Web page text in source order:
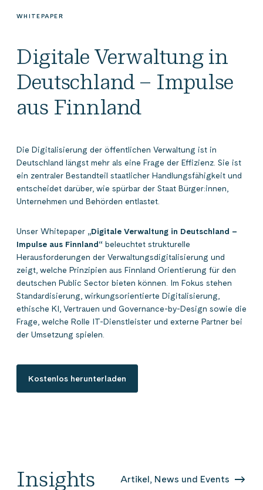
WHITEPAPER
Digitale Verwaltung in
Deutschland – Impulse
aus Finnland
Die Digitalisierung der öffentlichen Verwaltung ist in
Deutschland längst mehr als eine Frage der Effizienz. Sie ist
ein zentraler Bestandteil staatlicher Handlungsfähigkeit und
entscheidet darüber, wie spürbar der Staat Bürger:innen,
Unternehmen und Behörden entlastet.
Unser Whitepaper „Digitale Verwaltung in Deutschland –
Impulse aus Finnland“ beleuchtet strukturelle
Herausforderungen der Verwaltungsdigitalisierung und
zeigt, welche Prinzipien aus Finnland Orientierung für den
deutschen Public Sector bieten können. Im Fokus stehen
Standardisierung, wirkungsorientierte Digitalisierung,
ethische KI, Vertrauen und Governance-by-Design sowie die
Frage, welche Rolle IT-Dienstleister und externe Partner bei
der Umsetzung spielen.
Kostenlos herunterladen
Insights Artikel, News und Events